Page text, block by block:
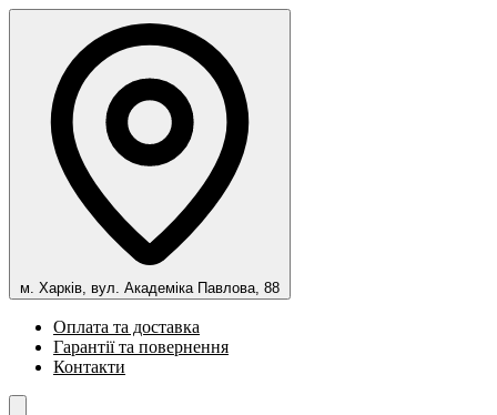
м. Харків, вул. Академіка Павлова, 88
Оплата та доставка
Гарантії та повернення
Контакти